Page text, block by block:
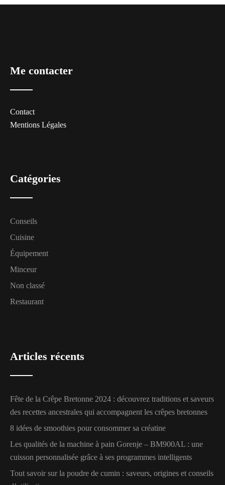
Me contacter
Contact
Mentions Légales
Catégories
Conseils
Cuisine
Équipement
Minceur
Non classé
Restaurant
Articles récents
Fête de la Crêpe Bretonne 2024 : découvrez traditions et saveurs
des recettes ancestrales qui accompagnent les crêpes bretonnes
8 idées de smoothies pour consommer sa créatine
Les qualités de la machine à pain Gorenje – BM900AL : une
cuisson personnalisée grâce à ses programmes intelligents
Tout savoir sur la poudre de cumin : saveurs, origines et conseils